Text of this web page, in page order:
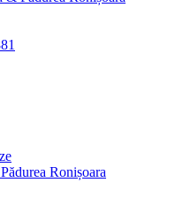
Ronișoara